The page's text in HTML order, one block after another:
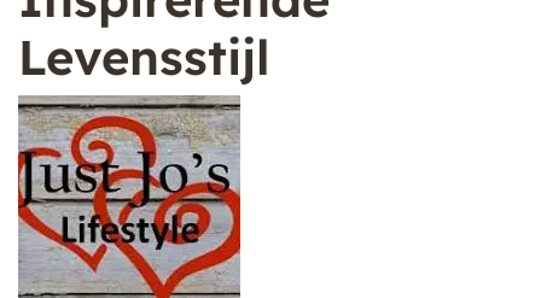
Levensstijl